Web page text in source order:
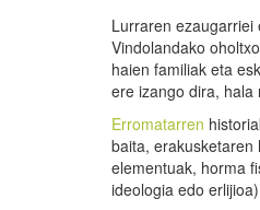
Lurraren ezaugarriei
Vindolandako
haien familiak eta
ere izango dira, hala
Erromatarren
baita,
elementuak, horma
ideologia edo